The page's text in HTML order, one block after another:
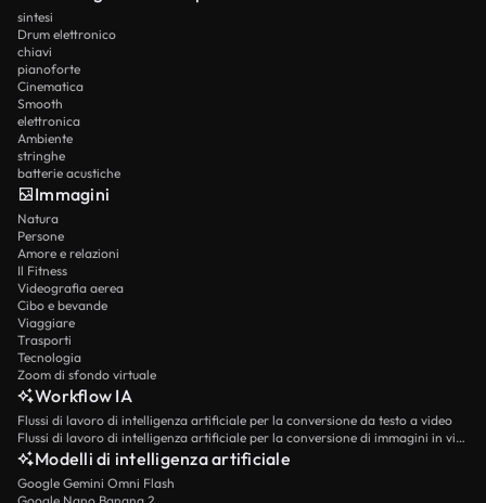
sintesi
Drum elettronico
chiavi
pianoforte
Cinematica
Smooth
elettronica
Ambiente
stringhe
batterie acustiche
Immagini
Natura
Persone
Amore e relazioni
Il Fitness
Videografia aerea
Cibo e bevande
Viaggiare
Trasporti
Tecnologia
Zoom di sfondo virtuale
Workflow IA
Flussi di lavoro di intelligenza artificiale per la conversione da testo a video
Flussi di lavoro di intelligenza artificiale per la conversione di immagini in video
Modelli di intelligenza artificiale
Google Gemini Omni Flash